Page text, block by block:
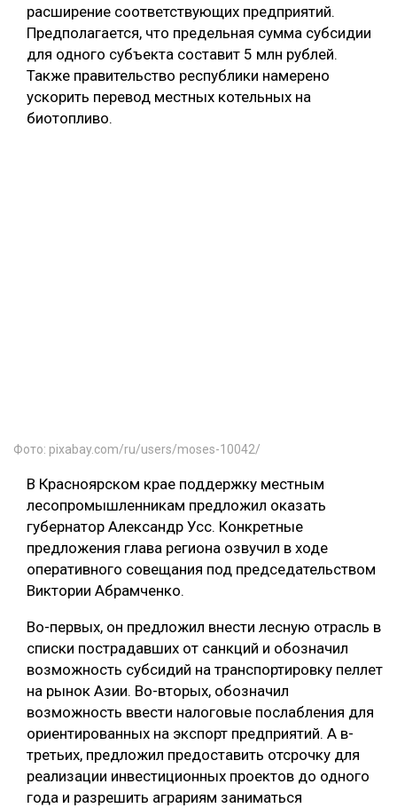
расширение соответствующих предприятий.
Предполагается, что предельная сумма субсидии
для одного субъекта составит 5 млн рублей.
Также правительство республики намерено
ускорить перевод местных котельных на
биотопливо.
Фото: pixabay.com/ru/users/moses-10042/
В Красноярском крае поддержку местным
лесопромышленникам предложил оказать
губернатор Александр Усс. Конкретные
предложения глава региона озвучил в ходе
оперативного совещания под председательством
Виктории Абрамченко.
Во-первых, он предложил внести лесную отрасль в
списки пострадавших от санкций и обозначил
возможность субсидий на транспортировку пеллет
на рынок Азии. Во-вторых, обозначил
возможность ввести налоговые послабления для
ориентированных на экспорт предприятий. А в-
третьих, предложил предоставить отсрочку для
реализации инвестиционных проектов до одного
года и разрешить аграриям заниматься